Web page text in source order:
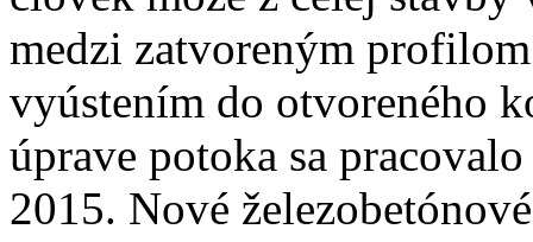
medzi zatvoreným
vyústením do otvoreného
úprave potoka sa
2015. Nové